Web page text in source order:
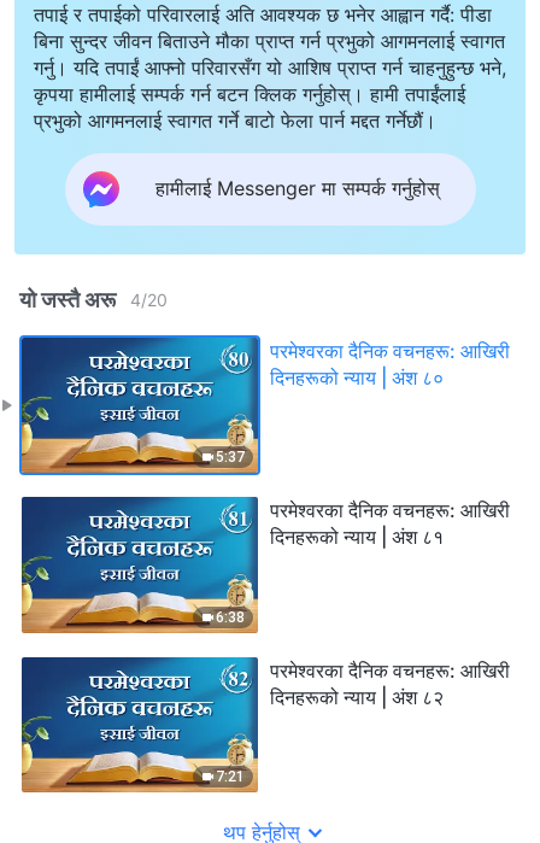
तपाई र तपाईको परिवारलाई अति आवश्यक छ भनेर आह्वान गर्दै: पीडा
बिना सुन्दर जीवन बिताउने मौका प्राप्त गर्न प्रभुको आगमनलाई स्वागत
गर्नु। यदि तपाईं आफ्नो परिवारसँग यो आशिष प्राप्त गर्न चाहनुहुन्छ भने,
कृपया हामीलाई सम्पर्क गर्न बटन क्लिक गर्नुहोस्। हामी तपाईंलाई
प्रभुको आगमनलाई स्वागत गर्ने बाटो फेला पार्न मद्दत गर्नेछौं।
हामीलाई Messenger मा सम्पर्क गर्नुहोस्
यो जस्तै अरू 4/20
5:37
परमेश्‍वरका दैनिक वचनहरू: आखिरी
दिनहरूको न्याय | अंश ८०
6:38
परमेश्‍वरका दैनिक वचनहरू: आखिरी
दिनहरूको न्याय | अंश ८१
7:21
परमेश्‍वरका दैनिक वचनहरू: आखिरी
दिनहरूको न्याय | अंश ८२
थप हेर्नुहोस्